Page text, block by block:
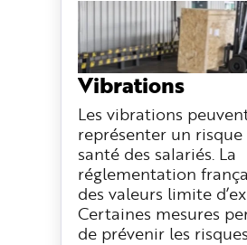
Vibrations
Les vibrations
représenter un
santé des salariés. La
réglementation
des valeurs limite
Certaines mesures
de prévenir les